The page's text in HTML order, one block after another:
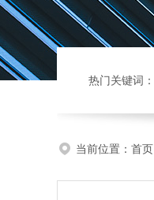
热门关键词：
当前位置： 首页